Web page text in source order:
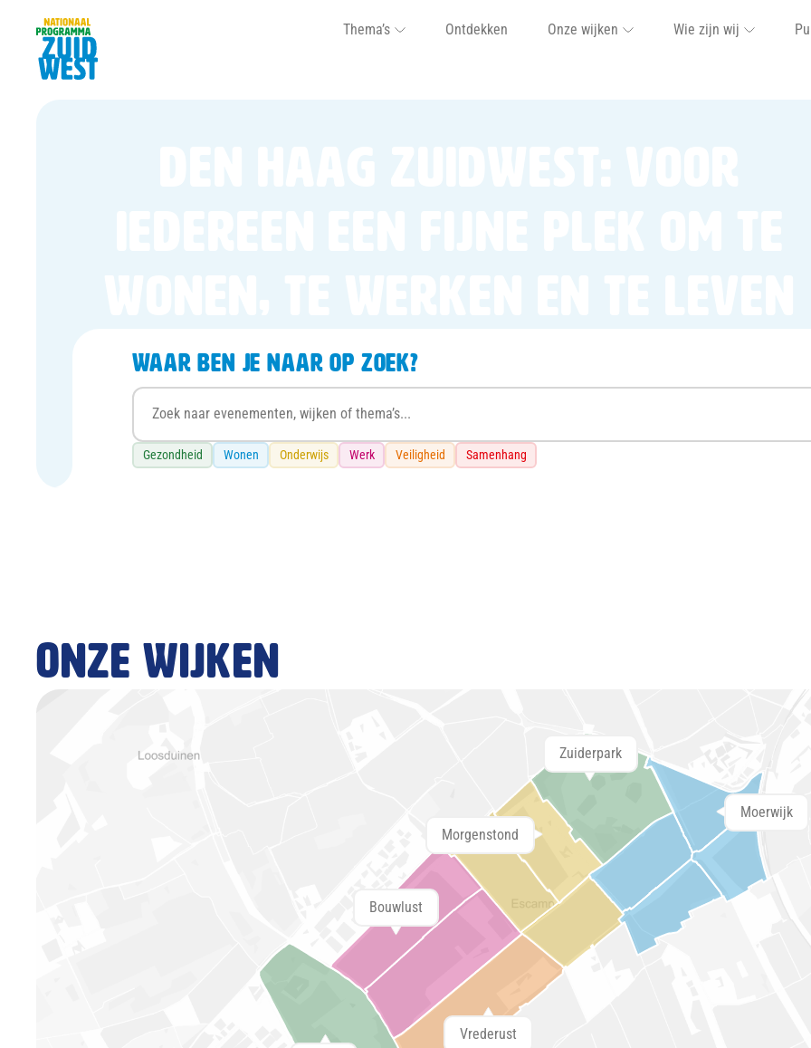
Thema’s Ontdekken Onze wijken Wie zijn wij
Waar ben je naar op zoek?
Gezondheid Wonen Onderwijs Werk Veiligheid Samenhang
Onze wijken
Zuiderpark
Bouwlust
Vrederust
Morgenstond
Moerwijk